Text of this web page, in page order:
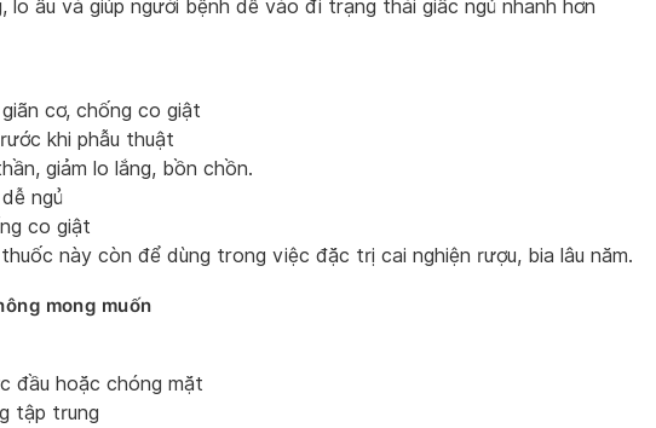
lo âu và giúp người bệnh dễ vào đi trạng thái giấc ngủ nhanh hơn
cơ, chống co giật
khi phẫu thuật
giảm lo lắng, bồn chồn.
ngủ
co giật
này còn để dùng trong việc đặc trị cai nghiện rượu, bia lâu năm.
mong muốn
đầu hoặc chóng mặt
tập trung